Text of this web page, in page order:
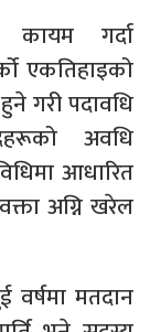
गर्दा
एकतिहाइको
गरी पदावधि
अवधि
आधारित
अग्नि खरेल
वर्षमा मतदान